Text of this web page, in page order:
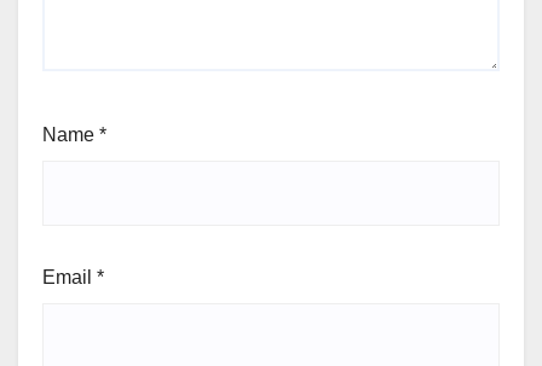
Name *
Email *